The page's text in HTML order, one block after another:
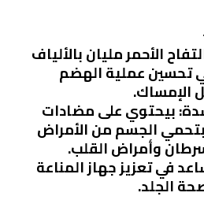
الأحمر مليان بالألياف
تحسين عملية الهضم
الإمساك.
: بيحتوي على مضادات
الجسم من الأمراض
وأمراض القلب.
في تعزيز جهاز المناعة
الجلد.